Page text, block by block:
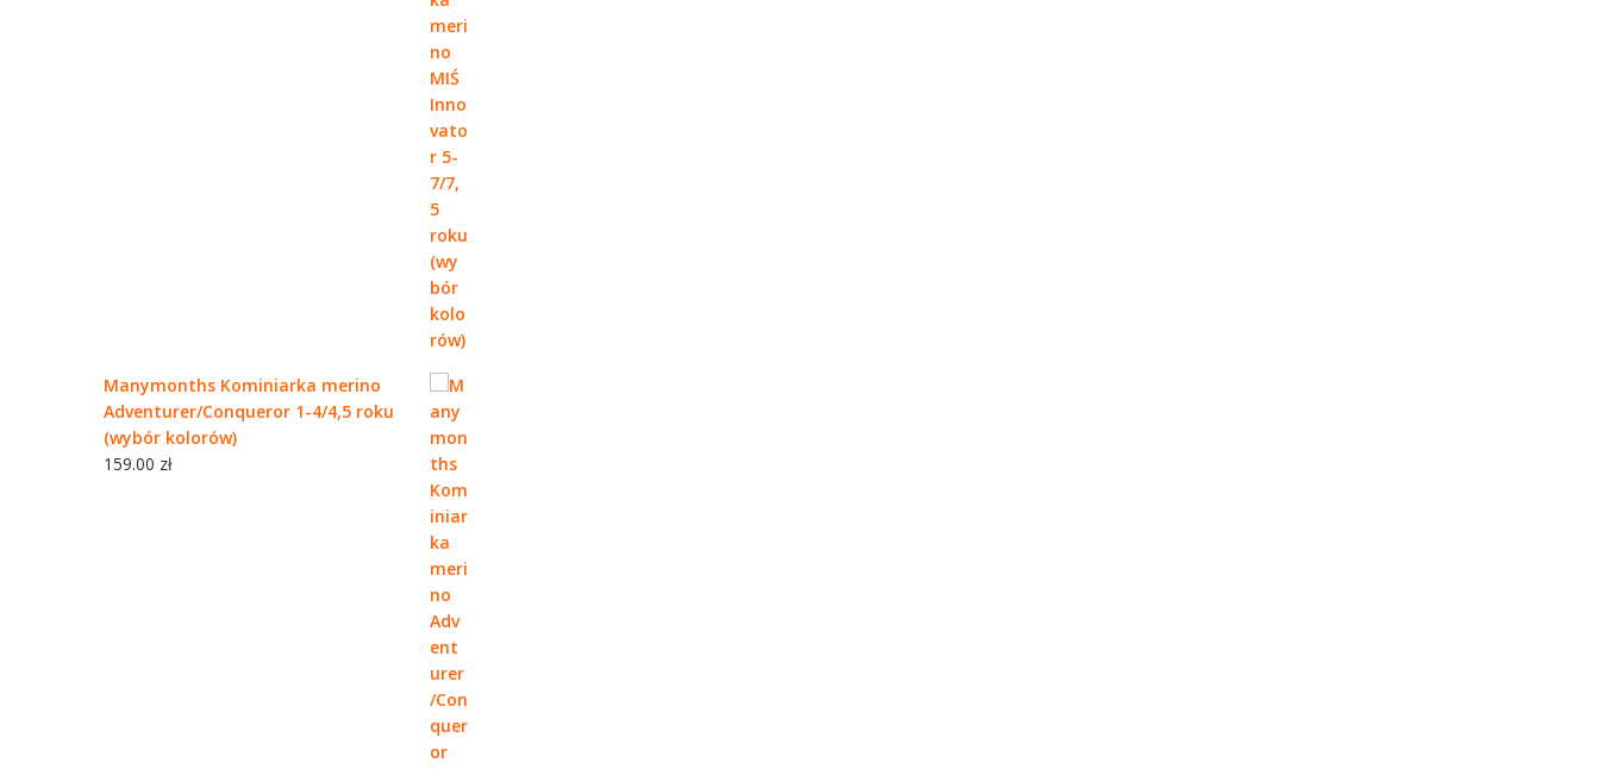
Manymonths Kominiarka merino
Adventurer/Conqueror 1-4/4,5 roku
(wybór kolorów)
159.00 zł